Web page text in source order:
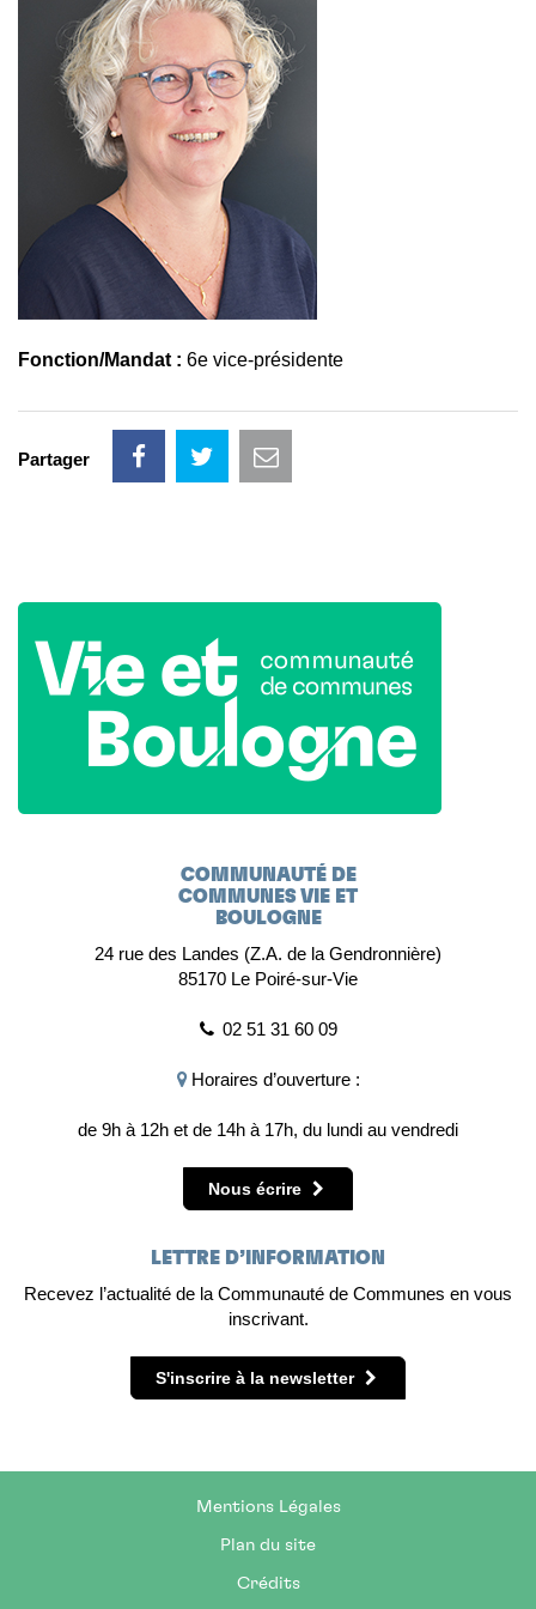
Fonction/Mandat : 6e vice-présidente
Partager
COMMUNAUTÉ DE
COMMUNES VIE ET
BOULOGNE
24 rue des Landes (Z.A. de la Gendronnière)
85170 Le Poiré-sur-Vie
02 51 31 60 09
Horaires d’ouverture :
de 9h à 12h et de 14h à 17h, du lundi au vendredi
Nous écrire
LETTRE D’INFORMATION
Recevez l’actualité de la Communauté de Communes en vous
inscrivant.
S'inscrire à la newsletter
Mentions Légales
Plan du site
Crédits